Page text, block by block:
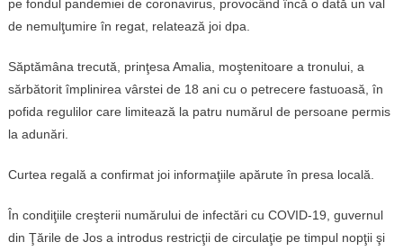
pe fondul pandemiei de coronavirus, provocând încă o dată un val
de nemulţumire în regat, relatează joi dpa.
Săptămâna trecută, prinţesa Amalia, moştenitoare a tronului, a
sărbătorit împlinirea vârstei de 18 ani cu o petrecere fastuoasă, în
pofida regulilor care limitează la patru numărul de persoane permis
la adunări.
Curtea regală a confirmat joi informaţiile apărute în presa locală.
În condiţiile creşterii numărului de infectări cu COVID-19, guvernul
din Ţările de Jos a introdus restricţii de circulaţie pe timpul nopţii şi